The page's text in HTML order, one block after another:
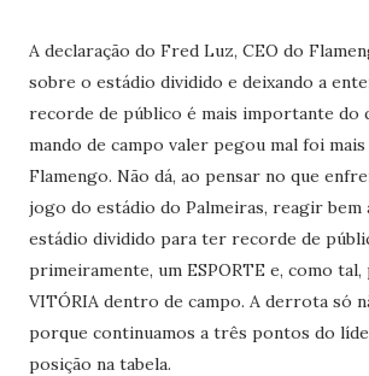
A declaração do Fred Luz, CEO do
sobre o estádio dividido e deixando a
recorde de público é mais importante do
mando de campo valer pegou mal foi
Flamengo. Não dá, ao pensar no que
jogo do estádio do Palmeiras, reagir bem
estádio dividido para ter recorde de
primeiramente, um ESPORTE e, como tal,
VITÓRIA dentro de campo. A derrota só
porque continuamos a três pontos do
posição na tabela.